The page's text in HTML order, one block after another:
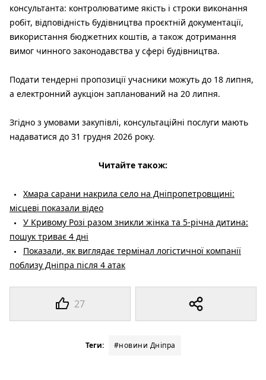
27
консультанта: контролюватиме якість і строки виконання
робіт, відповідність будівництва проєктній документації,
використання бюджетних коштів, а також дотримання
вимог чинного законодавства у сфері будівництва.
Подати тендерні пропозиції учасники можуть до 18 липня,
а електронний аукціон запланований на 20 липня.
Згідно з умовами закупівлі, консультаційні послуги мають
надаватися до 31 грудня 2026 року.
Читайте також:
Хмара сарани накрила село на Дніпропетровщині:
місцеві показали відео
У Кривому Розі разом зникли жінка та 5-річна дитина:
пошук триває 4 дні
Показали, як виглядає термінал логістичної компанії
поблизу Дніпра після 4 атак
Теги: #новини Дніпра